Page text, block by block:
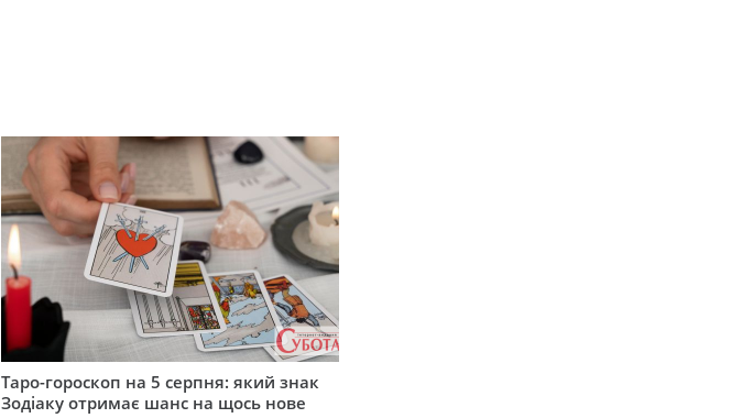
Таро-гороскоп на 5 серпня: який знак
Зодіаку отримає шанс на щось нове